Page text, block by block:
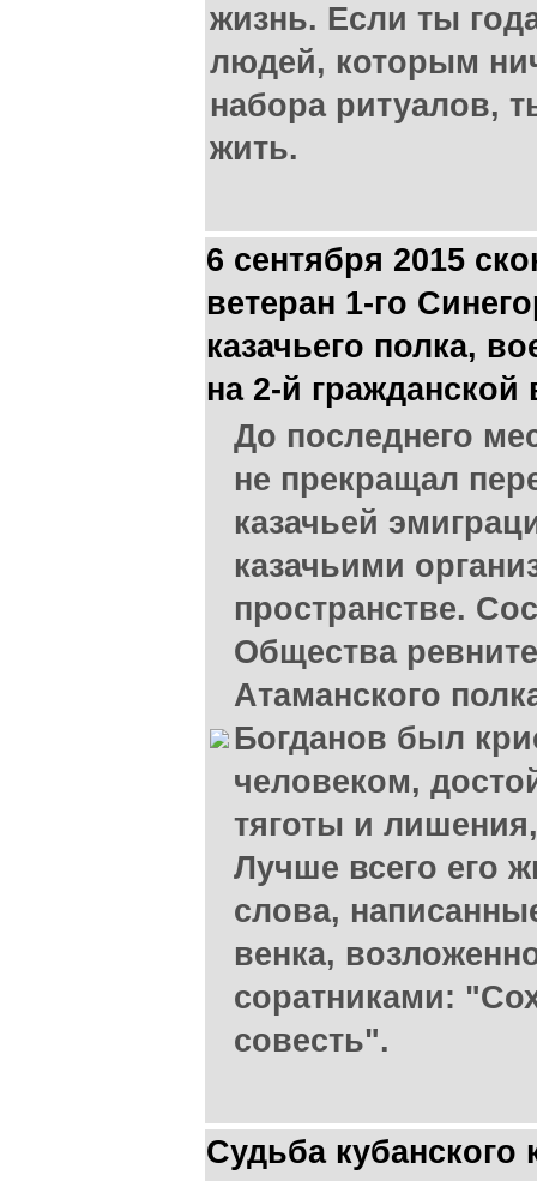
жизнь. Если ты
людей, которым
набора ритуалов,
жить.
6 сентября 2015
ветеран 1-го
казачьего полка,
на 2-й гражданской
До последнего
не прекращал
казачьей
казачьими
пространстве.
Общества
Атаманского
Богданов был
человеком,
тяготы и
Лучше всего его
слова,
венка,
соратниками:
совесть".
Судьба кубанского